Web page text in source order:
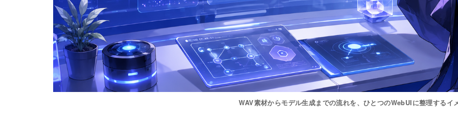
WAV素材からモデル生成までの流れを、ひとつのWebUIに整理するイ